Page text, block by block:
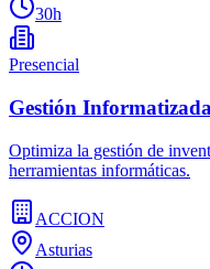
30h
Presencial
Gestión
Optimiza la gestión de
herramientas informáticas.
ACCION
Asturias